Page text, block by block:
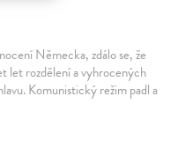
Německa, zdálo se, že
let rozdělení a vyhrocených
Komunistický režim padl a